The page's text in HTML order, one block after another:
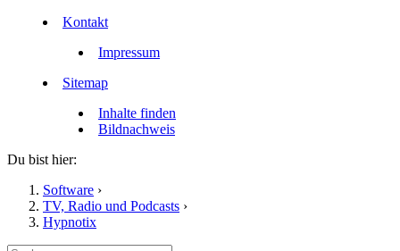
Kontakt
Impressum
Sitemap
Inhalte finden
Bildnachweis
Du bist hier:
Software ›
TV, Radio und Podcasts ›
Hypnotix